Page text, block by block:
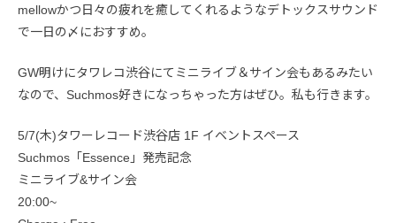
mellowかつ日々の疲れを癒してくれるようなデトックスサウンド
で一日の〆におすすめ。
GW明けにタワレコ渋谷にてミニライブ＆サイン会もあるみたい
なので、Suchmos好きになっちゃった方はぜひ。私も行きます。
5/7(木)タワーレコード渋谷店 1F イベントスペース
Suchmos「Essence」発売記念
ミニライブ&サイン会
20:00~